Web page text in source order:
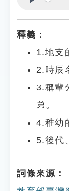
釋義：
1.地支
2.時辰
3.稱輩
弟。
4.稚幼
5.後代
詞條來源：